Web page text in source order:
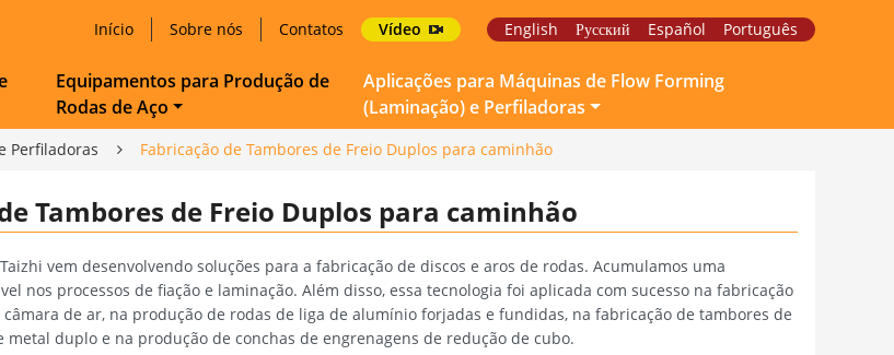
Início Sobre nós Contatos Vídeo English Русский Español Português
Equipamentos para Produção de
Rodas de Aço
Aplicações para Máquinas de Flow Forming
(Laminação) e Perfiladoras
Perfiladoras Fabricação de Tambores de Freio Duplos para caminhão
Tambores de Freio Duplos para caminhão
vem desenvolvendo soluções para a fabricação de discos e aros de rodas. Acumulamos uma
nos processos de fiação e laminação. Além disso, essa tecnologia foi aplicada com sucesso na fabricação
câmara de ar, na produção de rodas de liga de alumínio forjadas e fundidas, na fabricação de tambores de
metal duplo e na produção de conchas de engrenagens de redução de cubo.